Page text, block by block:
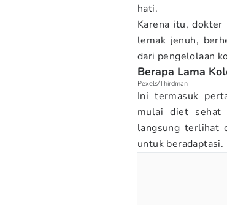
hati.
Karena itu, dokter
lemak jenuh,
dari pengelolaan
Berapa Lama
Pexels/Thirdman
Ini termasuk
mulai diet sehat
langsung terlihat
untuk beradaptasi.